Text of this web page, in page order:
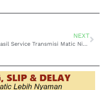
NEXT
Hasil Service Transmisi Matic Nissan March Jakarta Maksimal